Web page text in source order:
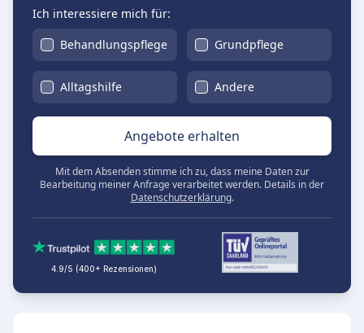
Ich interessiere mich für:
Behandlungspflege
Grundpflege
Alltagshilfe Andere
Angebote erhalten
Mit dem Absenden stimme ich zu, dass meine Daten zur
Bearbeitung meiner Anfrage verarbeitet werden. Details in der
Datenschutzerklärung.
4.9/5 (400+ Rezensionen)